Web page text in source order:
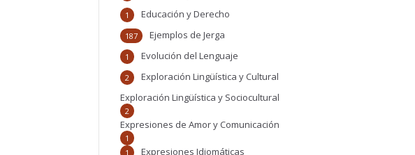
Educación y Derecho
1
Ejemplos de Jerga
187
Evolución del Lenguaje
1
Exploración Lingüística y Cultural
2
Exploración Lingüística y Sociocultural
2
Expresiones de Amor y Comunicación
1
Expresiones Idiomáticas
1